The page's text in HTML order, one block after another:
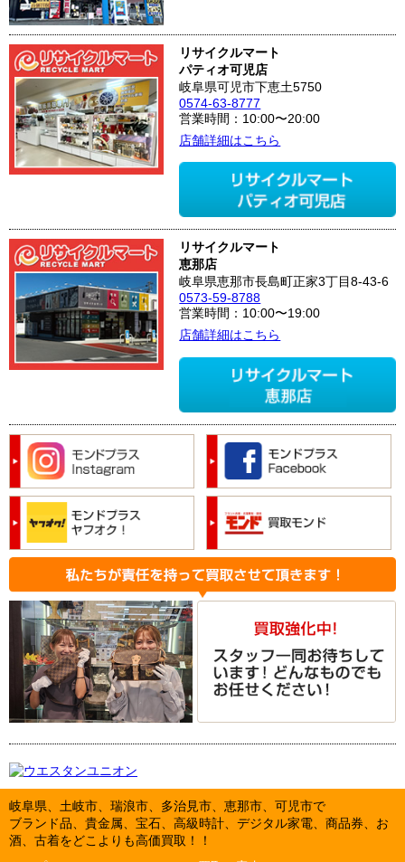
リサイクルマート
パティオ可児店
岐阜県可児市下恵土5750
0574-63-8777
営業時間：10:00〜20:00
店舗詳細はこちら
リサイクルマート
恵那店
岐阜県恵那市長島町正家3丁目8-43-6
0573-59-8788
営業時間：10:00〜19:00
店舗詳細はこちら
岐阜県、土岐市、瑞浪市、多治見市、恵那市、可児市で
ブランド品、貴金属、宝石、高級時計、デジタル家電、商品券、お
酒、古着をどこよりも高価買取！！